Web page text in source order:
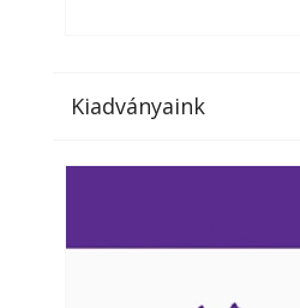
vagy táblagépen.
az otthonában, útközben
elérhetők lapszámaink.
Kiadványaink